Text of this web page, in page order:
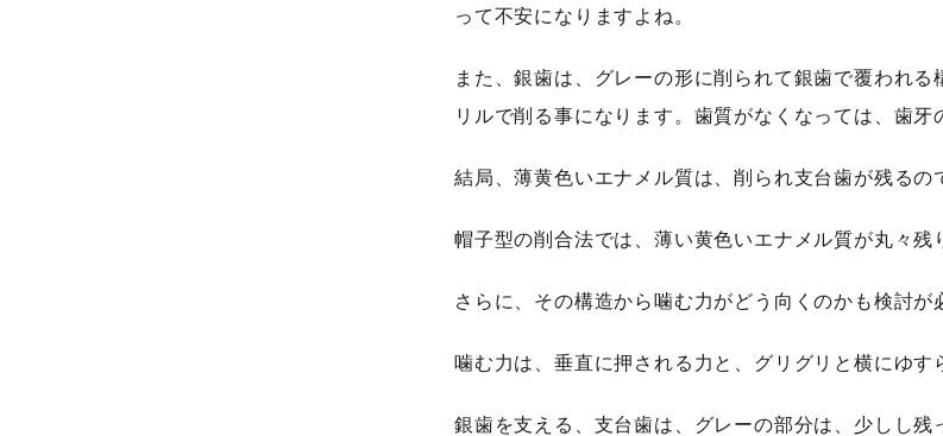
って不安になりますよね。
また、銀歯は、グレーの形に削られて銀歯で覆われ
リルで削る事になります。歯質がなくなっては、歯牙
結局、薄黄色いエナメル質は、削られ支台歯が残るの
帽子型の削合法では、薄い黄色いエナメル質が丸々残
さらに、その構造から噛む力がどう向くのかも検討が
噛む力は、垂直に押される力と、グリグリと横にゆす
銀歯を支える、支台歯は、グレーの部分は、少しし